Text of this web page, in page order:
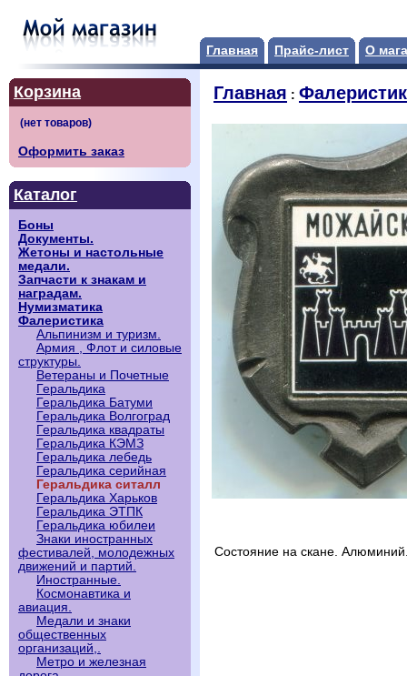
Главная Прайс-лист О
Корзина
Оформить заказ
Каталог
Боны
Документы.
Жетоны и настольные
медали.
Запчасти к знакам и
наградам.
Нумизматика
Фалеристика
Альпинизм и туризм.
Армия , Флот и силовые
структуры.
Ветераны и Почетные
Геральдика
Геральдика Батуми
Геральдика Волгоград
Геральдика квадраты
Геральдика КЭМЗ
Геральдика лебедь
Геральдика серийная
Геральдика ситалл
Геральдика Харьков
Геральдика ЭТПК
Геральдика юбилеи
Знаки иностранных
фестивалей, молодежных
движений и партий.
Иностранные.
Космонавтика и
авиация.
Медали и знаки
общественных
организаций,.
Метро и железная
Главная :
Состояние на скане.